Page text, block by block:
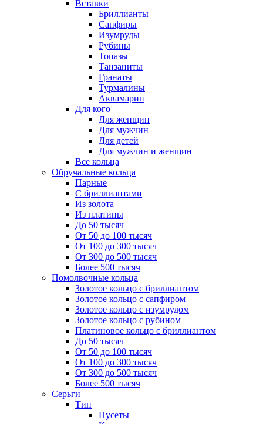
Вставки
Бриллианты
Сапфиры
Изумруды
Рубины
Топазы
Танзаниты
Гранаты
Турмалины
Аквамарин
Для кого
Для женщин
Для мужчин
Для детей
Для мужчин и женщин
Все кольца
Обручальные кольца
Парные
С бриллиантами
Из золота
Из платины
До 50 тысяч
От 50 до 100 тысяч
От 100 до 300 тысяч
От 300 до 500 тысяч
Более 500 тысяч
Помолвочные кольца
Золотое кольцо с бриллиантом
Золотое кольцо с сапфиром
Золотое кольцо с изумрудом
Золотое кольцо с рубином
Платиновое кольцо с бриллиантом
До 50 тысяч
От 50 до 100 тысяч
От 100 до 300 тысяч
От 300 до 500 тысяч
Более 500 тысяч
Серьги
Тип
Пусеты